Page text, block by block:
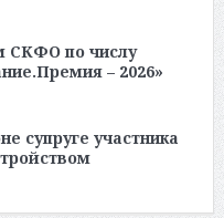
СКФО по числу
– 2026»
супруге участника